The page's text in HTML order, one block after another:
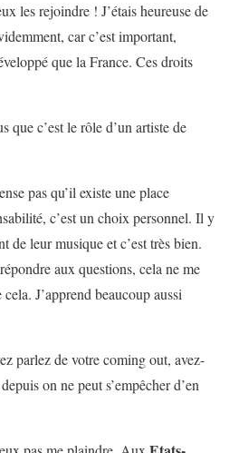
les rejoindre ! J’étais heureuse de
car c’est important,
que la France. Ces droits
que c’est le rôle d’un artiste de
pas qu’il existe une place
c’est un choix personnel. Il y
de leur musique et c’est très bien.
aux questions, cela ne me
J’apprend beaucoup aussi
parlez de votre coming out, avez-
on ne peut s’empêcher d’en